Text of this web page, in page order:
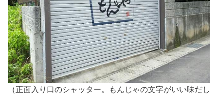
（正面入り口のシャッター。もんじゃの文字がいい味だし